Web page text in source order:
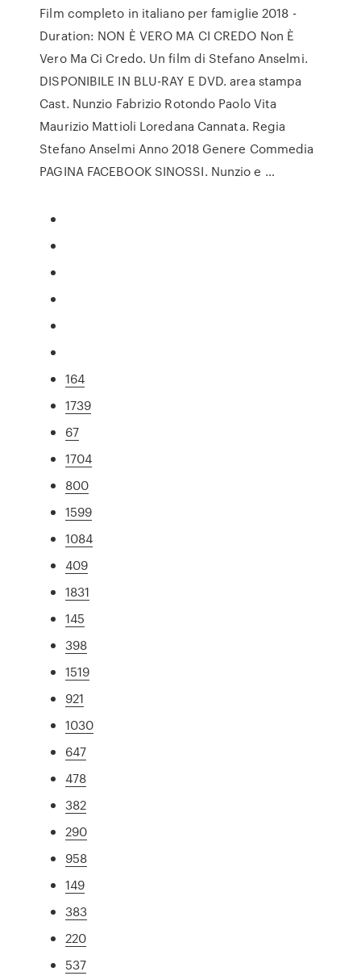
Film completo in italiano per famiglie 2018 -
Duration: NON È VERO MA CI CREDO Non È
Vero Ma Ci Credo. Un film di Stefano Anselmi.
DISPONIBILE IN BLU-RAY E DVD. area stampa
Cast. Nunzio Fabrizio Rotondo Paolo Vita
Maurizio Mattioli Loredana Cannata. Regia
Stefano Anselmi Anno 2018 Genere Commedia
PAGINA FACEBOOK SINOSSI. Nunzio e …
164
1739
67
1704
800
1599
1084
409
1831
145
398
1519
921
1030
647
478
382
290
958
149
383
220
537